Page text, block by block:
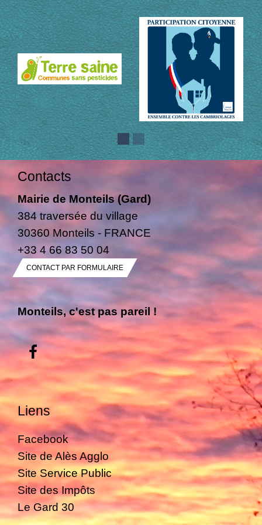
Contacts
Mairie de Monteils (Gard)
384 traversée du village
30360 Monteils - FRANCE
+33 4 66 83 50 04
CONTACT PAR FORMULAIRE
Monteils, c'est pas pareil !
Liens
Facebook
Site de Alès Agglo
Site Service Public
Site des Impôts
Le Gard 30